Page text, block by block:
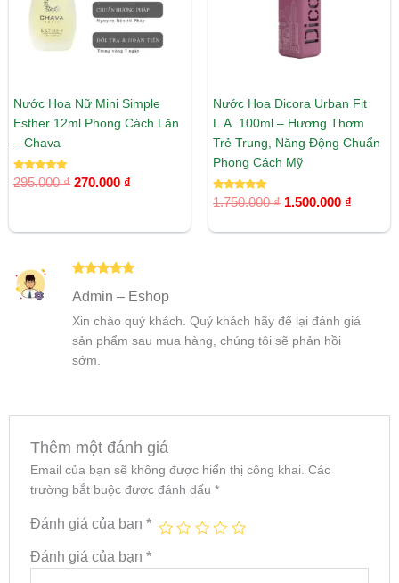
Nước Hoa Nữ Mini Simple
Esther 12ml Phong Cách Lăn
– Chava
Được xếp
hạng
295.000₫ 270.000 ₫
Nước Hoa Dicora Urban Fit
L.A. 100ml – Hương Thơm
Trẻ Trung, Năng Động Chuẩn
Phong Cách Mỹ
Được xếp
hạng
1.750.000₫ 1.500.000 ₫
hạng55
Admin – Eshop
Xin chào quý khách. Quý khách hãy để lại đánh giá
sản phẩm sau mua hàng, chúng tôi sẽ phản hồi
sớm.
Thêm một đánh giá
Email của bạn sẽ không được hiển thị công khai. Các
trường bắt buộc được đánh dấu *
Đánh giá của bạn *
Đánh giá của bạn *